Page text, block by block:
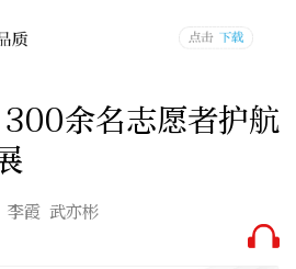
余名志愿者护航
李霞 武亦彬